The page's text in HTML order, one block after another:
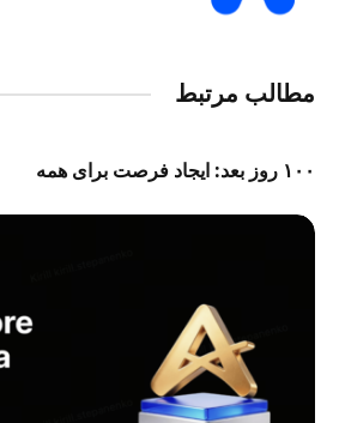
مطالب مرتبط
۱۰۰ روز بعد: ایجاد فرصت برای همه